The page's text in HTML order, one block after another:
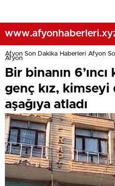
Afyon Son Dakika Haberleri Afyon
Afyon
Bir binanın 6’ıncı
genç kız,
aşağıya atladı